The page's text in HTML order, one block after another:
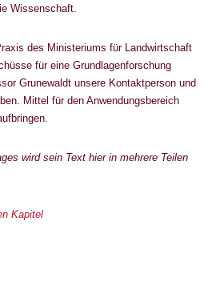
Wissenschaft.
des Ministeriums für Landwirtschaft
für eine Grundlagenforschung
Grunewaldt unsere Kontaktperson und
Mittel für den Anwendungsbereich
wird sein Text hier in mehrere Teilen
Kapitel